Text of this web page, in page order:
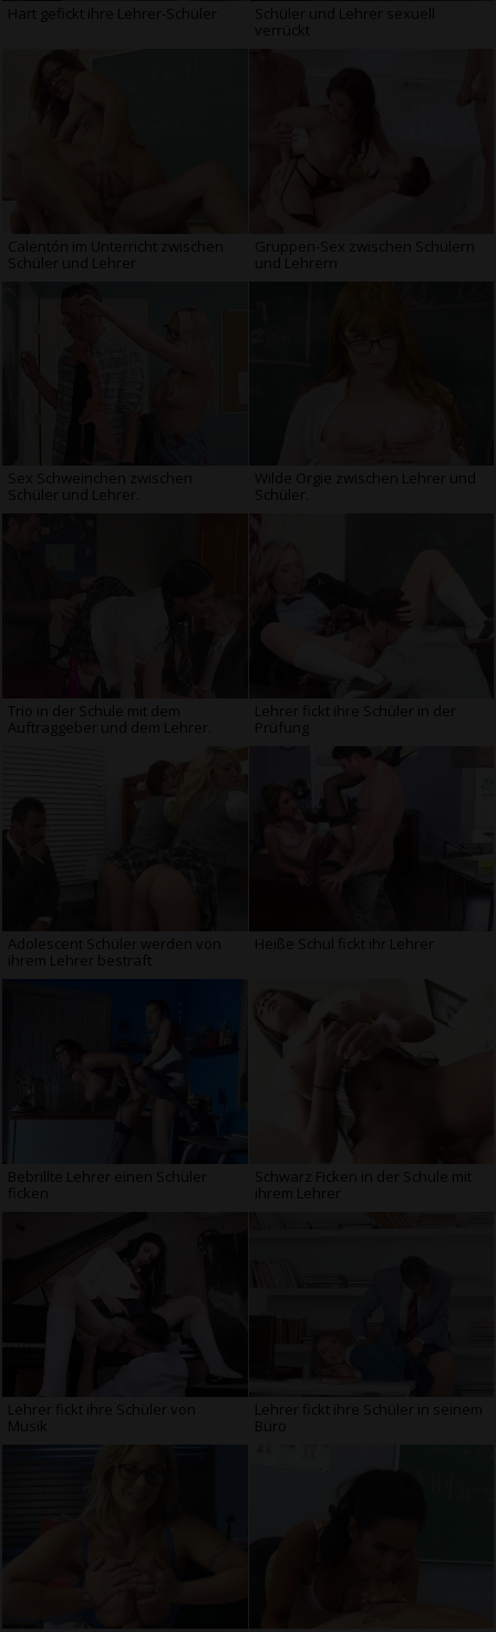
Hart gefickt ihre Lehrer-Schüler
Schüler und Lehrer sexuell
verrückt
Calentón im Unterricht zwischen
Schüler und Lehrer
Gruppen-Sex zwischen Schülern
und Lehrern
Sex Schweinchen zwischen
Schüler und Lehrer.
Wilde Orgie zwischen Lehrer und
Schüler.
Trio in der Schule mit dem
Auftraggeber und dem Lehrer.
Lehrer fickt ihre Schüler in der
Prüfung
Adolescent Schüler werden von
ihrem Lehrer bestraft
Heiße Schul fickt ihr Lehrer
Bebrillte Lehrer einen Schüler
ficken
Schwarz Ficken in der Schule mit
ihrem Lehrer
Lehrer fickt ihre Schüler von
Musik
Lehrer fickt ihre Schüler in seinem
Büro